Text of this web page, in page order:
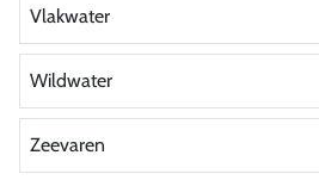
Vlakwater
Wildwater
Zeevaren